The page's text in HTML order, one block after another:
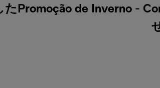
Promoção de Inverno -